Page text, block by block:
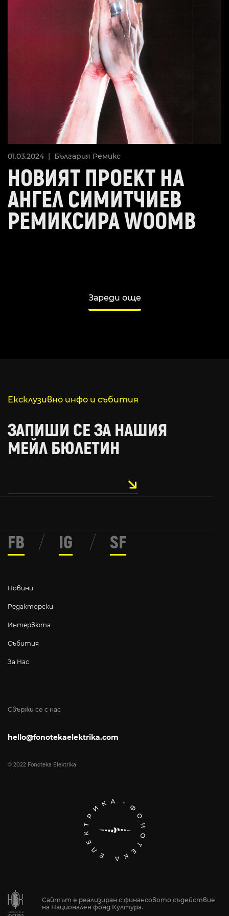
01.03.2024 | България Ремикс
НОВИЯТ ПРОЕКТ НА
АНГЕЛ СИМИТЧИЕВ
РЕМИКСИРА WOOMB
Зареди още
Ексклузивно инфо и събития
ЗАПИШИ СЕ ЗА НАШИЯ
МЕЙЛ БЮЛЕТИН
Свържи се с нас
hello@fonotekaelektrika.com
© 2022 Fonoteka Elektrika
Новини
Редакторски
Интервюта
Събития
За Нас
FB / IG / SF
Сайтът е реализиран с финансовото съдействие
на Национален фонд Култура.